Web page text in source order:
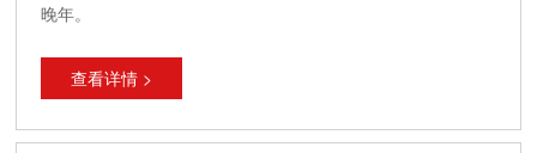
晚年。
查看详情 >